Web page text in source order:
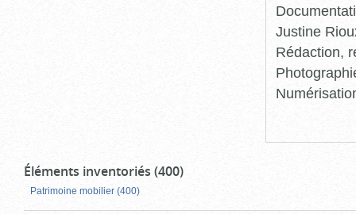
Justine
Rédaction,
Éléments inventoriés (400)
Patrimoine mobilier (400)